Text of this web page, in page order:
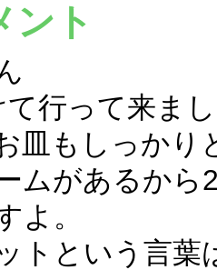
ト
て行って来ま
皿もしっかり
ムがあるから
よ。
トという言葉